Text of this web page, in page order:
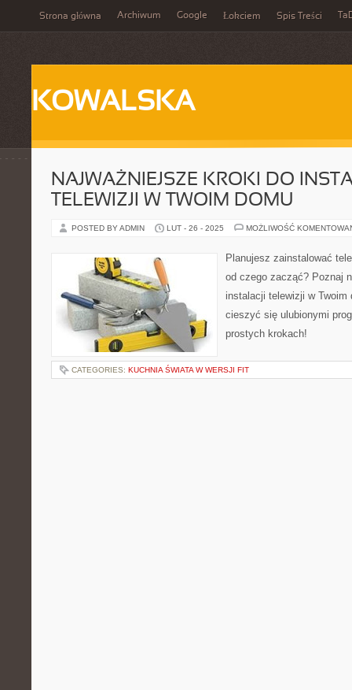
Strona główna Archiwum Google Łokciem Spis Treści
KOWALSKA
NAJWAŻNIEJSZE KROKI DO
TELEWIZJI W TWOIM DOMU
POSTED BY ADMIN LUT - 26 - 2025 MOŻLIWOŚĆ
Planujesz zainstalować
od czego zacząć? Poznaj
instalacji telewizji w Twoim
cieszyć się ulubionymi
prostych krokach!
CATEGORIES: KUCHNIA ŚWIATA W WERSJI FIT